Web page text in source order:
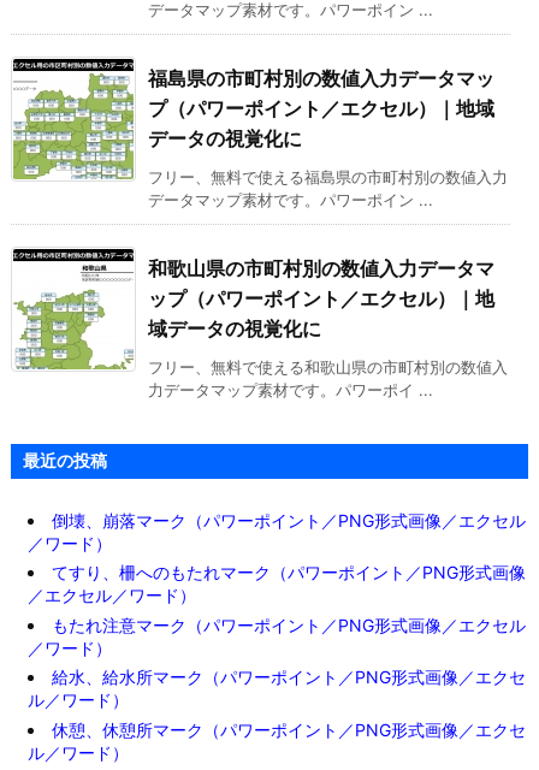
データマップ素材です。パワーポイン ...
福島県の市町村別の数値入力データマッ
プ（パワーポイント／エクセル）｜地域
データの視覚化に
フリー、無料で使える福島県の市町村別の数値入力
データマップ素材です。パワーポイン ...
和歌山県の市町村別の数値入力データマ
ップ（パワーポイント／エクセル）｜地
域データの視覚化に
フリー、無料で使える和歌山県の市町村別の数値入
力データマップ素材です。パワーポイ ...
最近の投稿
倒壊、崩落マーク（パワーポイント／PNG形式画像／エクセル
／ワード）
てすり、柵へのもたれマーク（パワーポイント／PNG形式画像
／エクセル／ワード）
もたれ注意マーク（パワーポイント／PNG形式画像／エクセル
／ワード）
給水、給水所マーク（パワーポイント／PNG形式画像／エクセ
ル／ワード）
休憩、休憩所マーク（パワーポイント／PNG形式画像／エクセ
ル／ワード）